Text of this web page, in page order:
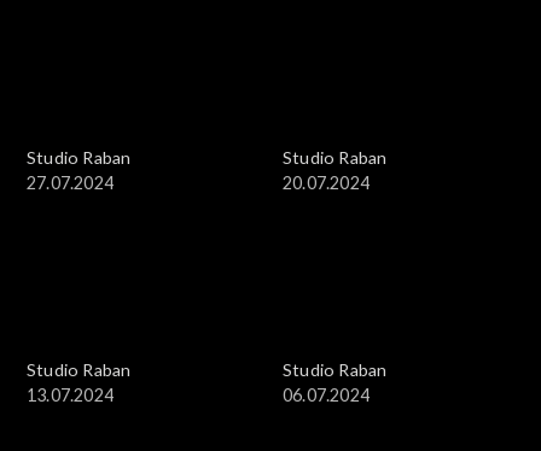
Studio Raban
27.07.2024
Studio Raban
20.07.2024
Studio Raban
13.07.2024
Studio Raban
06.07.2024